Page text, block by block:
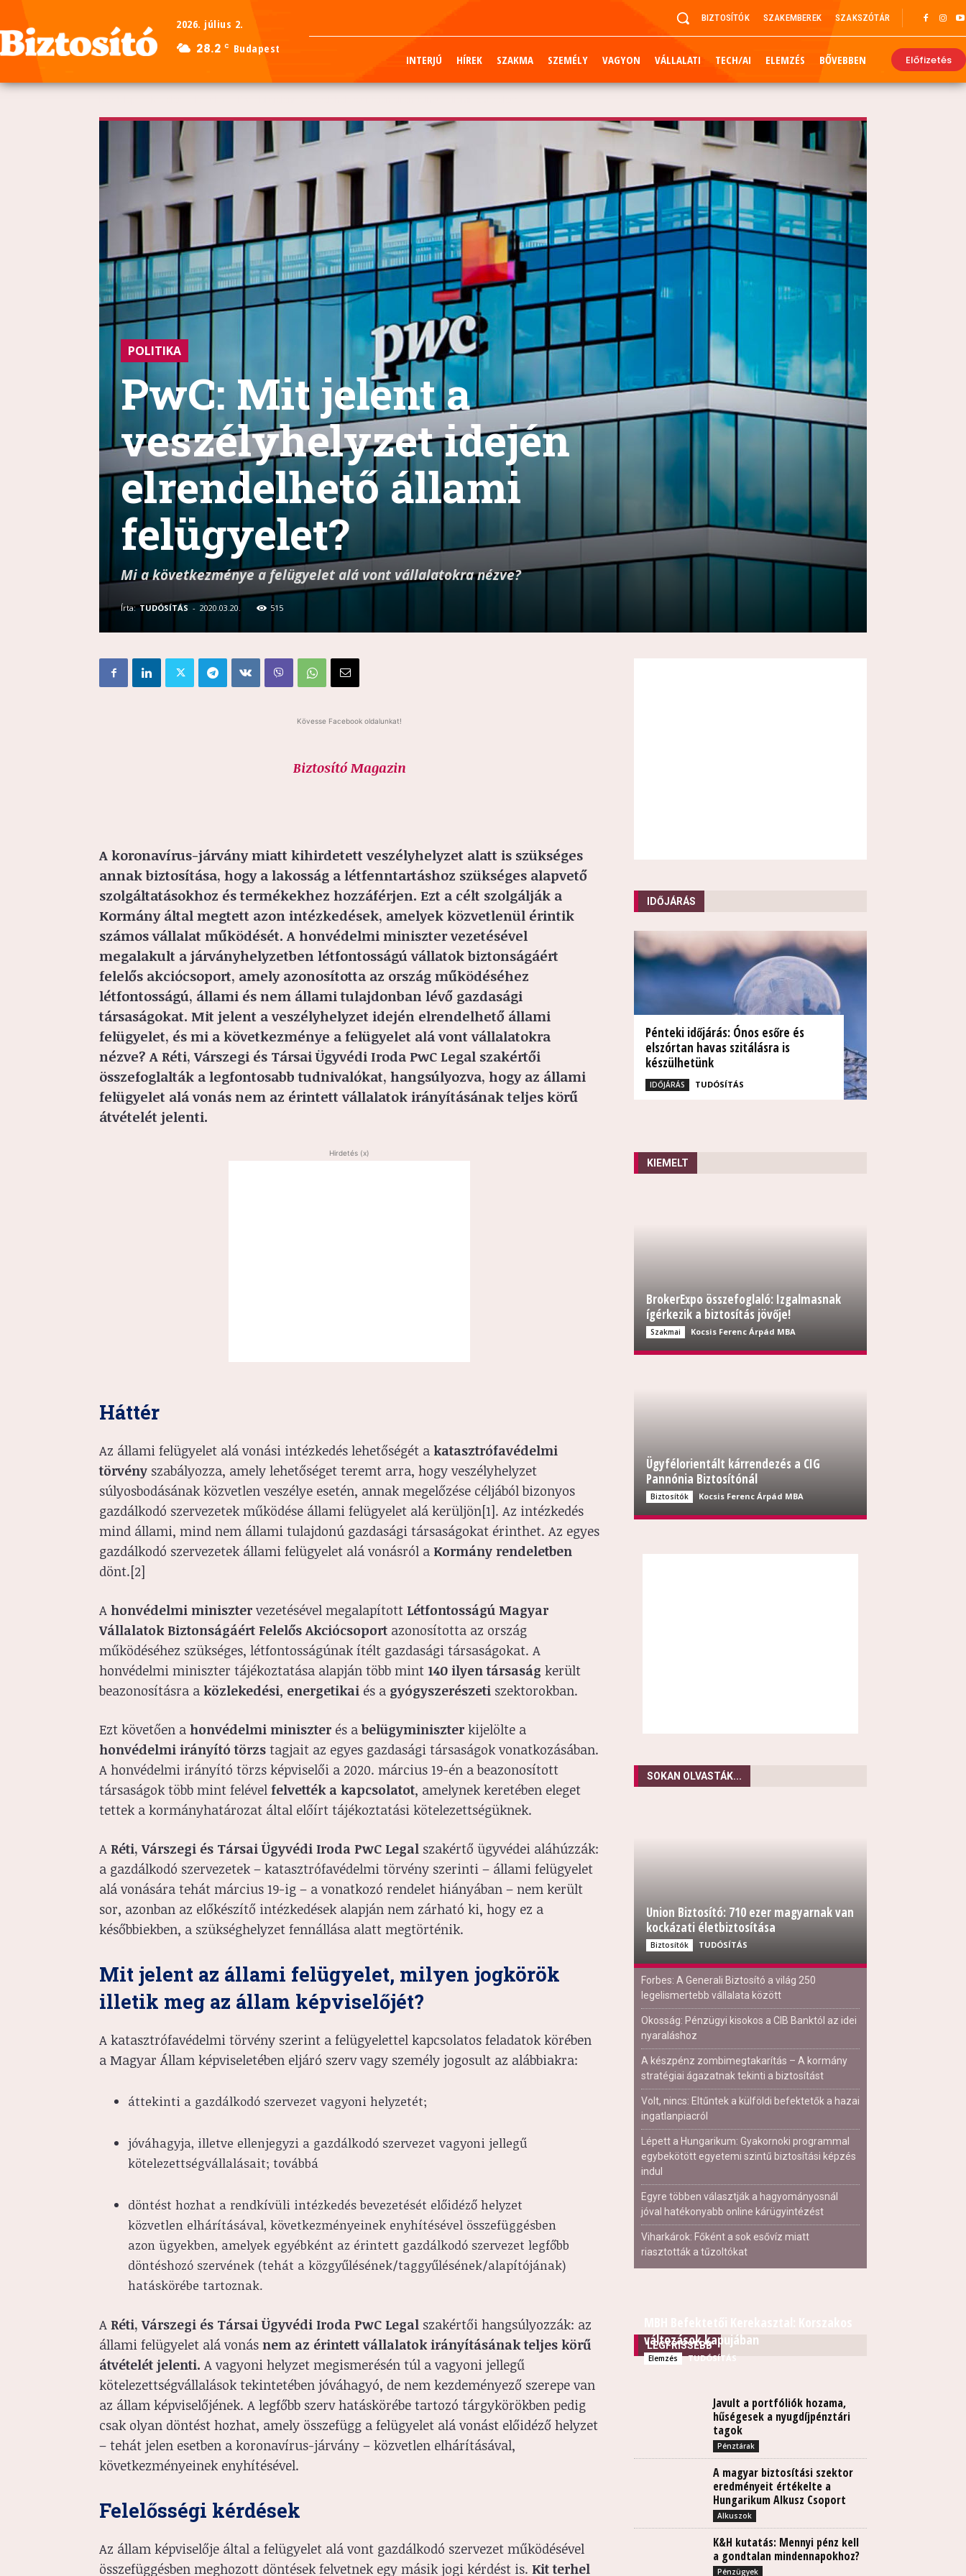
2026. július 2.
28.2 C Budapest
BIZTOSÍTÓK SZAKEMBEREK SZAKSZÓTÁR
INTERJÚ HÍREK SZAKMA SZEMÉLY VAGYON VÁLLALATI TECH/AI ELEMZÉS BŐVEBBEN Előfizetés
POLITIKA
PwC: Mit jelent a
veszélyhelyzet idején
elrendelhető állami
felügyelet?
Mi a következménye a felügyelet alá vont vállalatokra nézve?
Írta: TUDÓSÍTÁS - 2020.03.20. 515
Kövesse Facebook oldalunkat!
Biztosító Magazin
A koronavírus-járvány miatt kihirdetett veszélyhelyzet alatt is szükséges
annak biztosítása, hogy a lakosság a létfenntartáshoz szükséges alapvető
szolgáltatásokhoz és termékekhez hozzáférjen. Ezt a célt szolgálják a
Kormány által megtett azon intézkedések, amelyek közvetlenül érintik
számos vállalat működését. A honvédelmi miniszter vezetésével
megalakult a járványhelyzetben létfontosságú vállatok biztonságáért
felelős akciócsoport, amely azonosította az ország működéséhez
létfontosságú, állami és nem állami tulajdonban lévő gazdasági
társaságokat. Mit jelent a veszélyhelyzet idején elrendelhető állami
felügyelet, és mi a következménye a felügyelet alá vont vállalatokra
nézve? A Réti, Várszegi és Társai Ügyvédi Iroda PwC Legal szakértői
összefoglalták a legfontosabb tudnivalókat, hangsúlyozva, hogy az állami
felügyelet alá vonás nem az érintett vállalatok irányításának teljes körű
átvételét jelenti.
Hirdetés (x)
Háttér
Az állami felügyelet alá vonási intézkedés lehetőségét a katasztrófavédelmi
törvény szabályozza, amely lehetőséget teremt arra, hogy veszélyhelyzet
súlyosbodásának közvetlen veszélye esetén, annak megelőzése céljából bizonyos
gazdálkodó szervezetek működése állami felügyelet alá kerüljön[1]. Az intézkedés
mind állami, mind nem állami tulajdonú gazdasági társaságokat érinthet. Az egyes
gazdálkodó szervezetek állami felügyelet alá vonásról a Kormány rendeletben
dönt.[2]
A honvédelmi miniszter vezetésével megalapított Létfontosságú Magyar
Vállalatok Biztonságáért Felelős Akciócsoport azonosította az ország
működéséhez szükséges, létfontosságúnak ítélt gazdasági társaságokat. A
honvédelmi miniszter tájékoztatása alapján több mint 140 ilyen társaság került
beazonosításra a közlekedési, energetikai és a gyógyszerészeti szektorokban.
Ezt követően a honvédelmi miniszter és abelügyminiszter kijelölte a
honvédelmi irányító törzs tagjait az egyes gazdasági társaságok vonatkozásában.
A honvédelmi irányító törzs képviselői a 2020. március 19-én a beazonosított
társaságok több mint felével felvették a kapcsolatot, amelynek keretében eleget
tettek a kormányhatározat által előírt tájékoztatási kötelezettségüknek.
A Réti, Várszegi és Társai Ügyvédi Iroda PwC Legal szakértő ügyvédei aláhúzzák:
a gazdálkodó szervezetek – katasztrófavédelmi törvény szerinti – állami felügyelet
alá vonására tehát március 19-ig – a vonatkozó rendelet hiányában – nem került
sor, azonban az előkészítő intézkedések alapján nem zárható ki, hogy ez a
későbbiekben, a szükséghelyzet fennállása alatt megtörténik.
Mit jelent az állami felügyelet, milyen jogkörök
illetik meg az állam képviselőjét?
A katasztrófavédelmi törvény szerint a felügyelettel kapcsolatos feladatok körében
a Magyar Állam képviseletében eljáró szerv vagy személy jogosult az alábbiakra:
áttekinti a gazdálkodó szervezet vagyoni helyzetét;
jóváhagyja, illetve ellenjegyzi a gazdálkodó szervezet vagyoni jellegű
kötelezettségvállalásait; továbbá
döntést hozhat a rendkívüli intézkedés bevezetését előidéző helyzet
közvetlen elhárításával, következményeinek enyhítésével összefüggésben
azon ügyekben, amelyek egyébként az érintett gazdálkodó szervezet legfőbb
döntéshozó szervének (tehát a közgyűlésének/taggyűlésének/alapítójának)
hatáskörébe tartoznak.
A Réti, Várszegi és Társai Ügyvédi Iroda PwC Legal szakértői hangsúlyozzák: az
állami felügyelet alá vonás nem az érintett vállalatok irányításának teljes körű
átvételét jelenti. A vagyoni helyzet megismerésén túl a vagyoni jellegű
kötelezettségvállalások tekintetében jóváhagyó, de nem kezdeményező szerepe van
az állam képviselőjének. A legfőbb szerv hatáskörébe tartozó tárgykörökben pedig
csak olyan döntést hozhat, amely összefügg a felügyelet alá vonást előidéző helyzet
– tehát jelen esetben a koronavírus-járvány – közvetlen elhárításával,
következményeinek enyhítésével.
Felelősségi kérdések
Az állam képviselője által a felügyelet alá vont gazdálkodó szervezet működésével
összefüggésben meghozott döntések felvetnek egy másik jogi kérdést is. Kit terhel
IDŐJÁRÁS
Pénteki időjárás: Ónos esőre és
elszórtan havas szitálásra is
készülhetünk
IDŐJÁRÁS TUDÓSÍTÁS
KIEMELT
BrokerExpo összefoglaló: Izgalmasnak
ígérkezik a biztosítás jövője!
Szakmai Kocsis Ferenc Árpád MBA
Ügyfélorientált kárrendezés a CIG
Pannónia Biztosítónál
Biztosítók Kocsis Ferenc Árpád MBA
SOKAN OLVASTÁK...
Union Biztosító: 710 ezer magyarnak van
kockázati életbiztosítása
Biztosítók TUDÓSÍTÁS
Forbes: A Generali Biztosító a világ 250
legelismertebb vállalata között
Okosság: Pénzügyi kisokos a CIB Banktól az idei
nyaraláshoz
A készpénz zombimegtakarítás – A kormány
stratégiai ágazatnak tekinti a biztosítást
Volt, nincs: Eltűntek a külföldi befektetők a hazai
ingatlanpiacról
Lépett a Hungarikum: Gyakornoki programmal
egybekötött egyetemi szintű biztosítási képzés
indul
Egyre többen választják a hagyományosnál
jóval hatékonyabb online kárügyintézést
Viharkárok: Főként a sok esővíz miatt
riasztották a tűzoltókat
LEGFRISSEBB
változások kapujában
Elemzés TUDÓSÍTÁS
Javult a portfóliók hozama,
hűségesek a nyugdíjpénztári
tagok
Pénztárak
A magyar biztosítási szektor
eredményeit értékelte a
Hungarikum Alkusz Csoport
Alkuszok
K&H kutatás: Mennyi pénz kell
a gondtalan mindennapokhoz?
Pénzügyek